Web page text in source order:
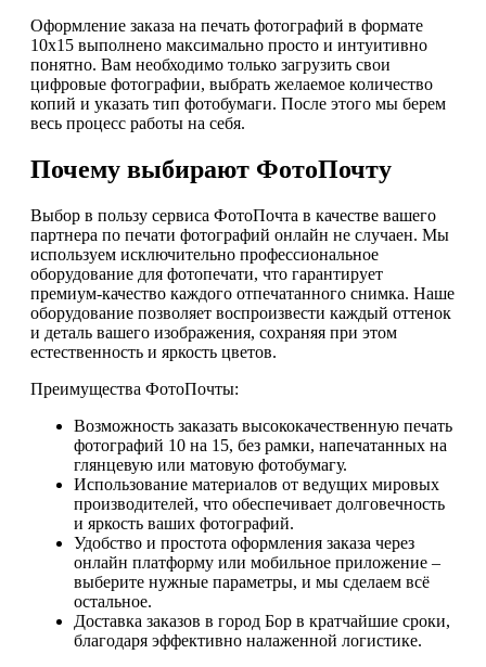
Оформление заказа на печать фотографий в формате
10х15 выполнено максимально просто и интуитивно
понятно. Вам необходимо только загрузить свои
цифровые фотографии, выбрать желаемое количество
копий и указать тип фотобумаги. После этого мы берем
весь процесс работы на себя.
Почему выбирают ФотоПочту
Выбор в пользу сервиса ФотоПочта в качестве вашего
партнера по печати фотографий онлайн не случаен. Мы
используем исключительно профессиональное
оборудование для фотопечати, что гарантирует
премиум-качество каждого отпечатанного снимка. Наше
оборудование позволяет воспроизвести каждый оттенок
и деталь вашего изображения, сохраняя при этом
естественность и яркость цветов.
Преимущества ФотоПочты:
Возможность заказать высококачественную печать
фотографий 10 на 15, без рамки, напечатанных на
глянцевую или матовую фотобумагу.
Использование материалов от ведущих мировых
производителей, что обеспечивает долговечность
и яркость ваших фотографий.
Удобство и простота оформления заказа через
онлайн платформу или мобильное приложение –
выберите нужные параметры, и мы сделаем всё
остальное.
Доставка заказов в город Бор в кратчайшие сроки,
благодаря эффективно налаженной логистике.